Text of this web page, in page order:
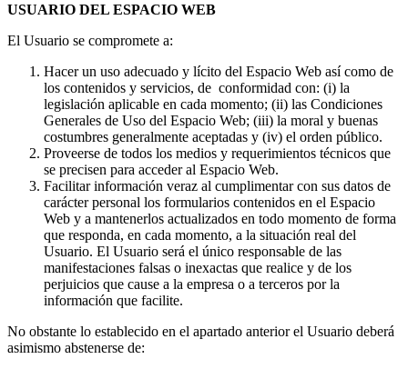
USUARIO DEL ESPACIO WEB
El Usuario se compromete a:
Hacer un uso adecuado y lícito del Espacio Web así como de
los contenidos y servicios, de conformidad con: (i) la
legislación aplicable en cada momento; (ii) las Condiciones
Generales de Uso del Espacio Web; (iii) la moral y buenas
costumbres generalmente aceptadas y (iv) el orden público.
Proveerse de todos los medios y requerimientos técnicos que
se precisen para acceder al Espacio Web.
Facilitar información veraz al cumplimentar con sus datos de
carácter personal los formularios contenidos en el Espacio
Web y a mantenerlos actualizados en todo momento de forma
que responda, en cada momento, a la situación real del
Usuario. El Usuario será el único responsable de las
manifestaciones falsas o inexactas que realice y de los
perjuicios que cause a la empresa o a terceros por la
información que facilite.
No obstante lo establecido en el apartado anterior el Usuario deberá
asimismo abstenerse de: